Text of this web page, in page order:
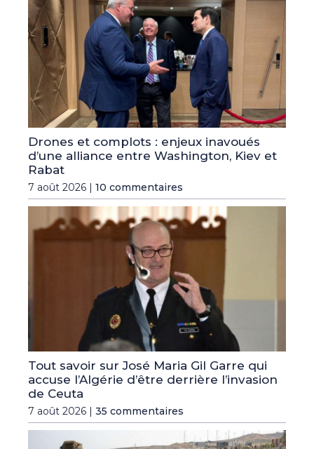
Drones et complots : enjeux inavoués
d’une alliance entre Washington, Kiev et
Rabat
7 août 2026 | 10 commentaires
Tout savoir sur José Maria Gil Garre qui
accuse l’Algérie d’être derrière l’invasion
de Ceuta
7 août 2026 | 35 commentaires